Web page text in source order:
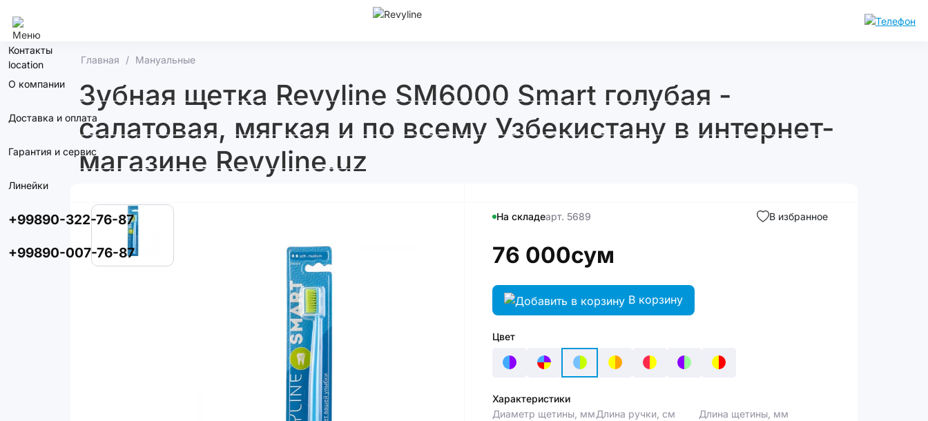
Контакты
О компании
Доставка и оплата
Гарантия и сервис
Линейки
+99890-322-76-87
+99890-007-76-87
Главная Мануальные
Зубная щетка Revyline SM6000 Smart голубая -
салатовая, мягкая и по всему Узбекистану в интернет-
магазине Revyline.uz
На складеарт. 5689 В избранное
76 000сум
В корзину
Цвет
Характеристики
Диаметр щетины, ммДлина ручки, см
Длина щетины, мм